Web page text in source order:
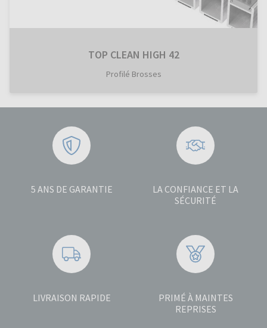
TOP CLEAN HIGH 42
Profilé Brosses
5 ANS DE GARANTIE
LA CONFIANCE ET LA
SÉCURITÉ
LIVRAISON RAPIDE
PRIMÉ À MAINTES
REPRISES